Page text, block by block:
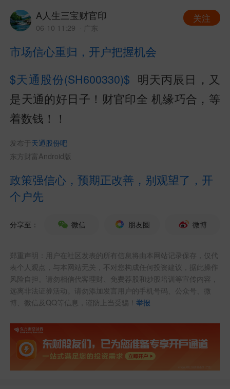
A人生三宝财官印
06-10 11:29 · 广东
关注
市场信心重归，开户把握机会
$天通股份(SH600330)$ 明天丙辰日，又
是天通的好日子！财官印全 机缘巧合，等
着数钱！！
发布于 天通股份吧
东方财富Android版
政策强信心，预期正改善，别观望了，开
个户先
分享至： 微信 朋友圈 微博
郑重声明：用户在社区发表的所有信息将由本网站记录保存，仅代
表个人观点，与本网站无关，不对您构成任何投资建议，据此操作
风险自担。请勿相信代客理财、免费荐股和炒股培训等宣传内容，
远离非法证券活动。请勿添加发言用户的手机号码、公众号、微
博、微信及QQ等信息，谨防上当受骗！举报